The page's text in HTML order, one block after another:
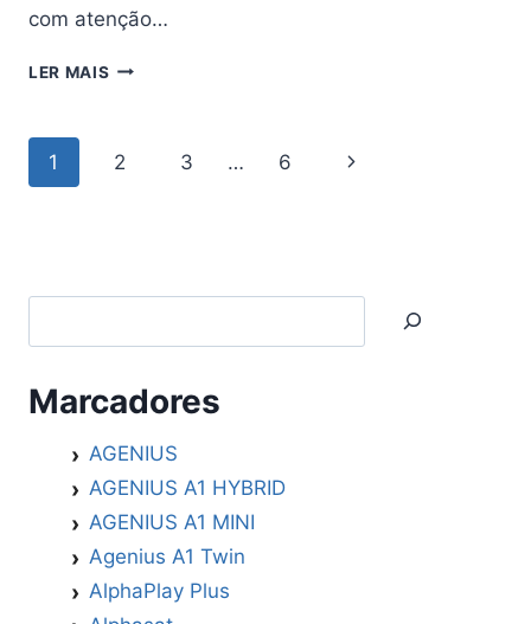
com atenção…
LER MAIS DUOSAT
V4.03
Navegação
1 2 3 … 6
Página
Marcadores
AGENIUS
AGENIUS A1 HYBRID
AGENIUS A1 MINI
Agenius A1 Twin
AlphaPlay Plus